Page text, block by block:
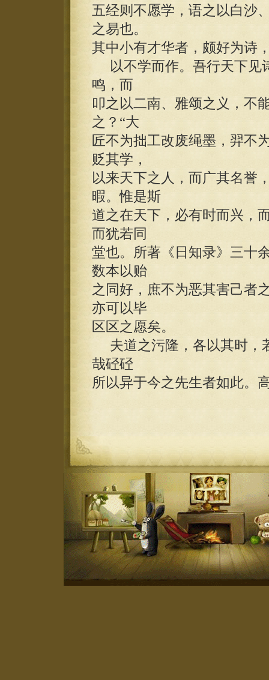
五经则不愿学，语之以白沙
之易也。
其中小有才华者，颇好为诗
以不学而作。吾行天下见
鸣，而
叩之以二南、雅颂之义，不
之？“大
匠不为拙工改废绳墨，羿不
贬其学，
以来天下之人，而广其名誉
暇。惟是斯
道之在天下，必有时而兴，
而犹若同
堂也。所著《日知录》三十
数本以贻
之同好，庶不为恶其害己者
亦可以毕
区区之愿矣。
夫道之污隆，各以其时，
哉硁硁
所以异于今之先生者如此。